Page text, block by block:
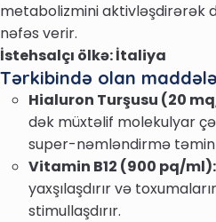
metabolizmini aktivləşdirərək
nəfəs verir.
İstehsalçı ölkə: İtaliya
Tərkibində olan
Hialuron Turşusu (20
dək müxtəlif molekulyar
super-nəmləndirmə təmin
Vitamin B12 (900 pq/ml):
yaxşılaşdırır və
stimullaşdırır.